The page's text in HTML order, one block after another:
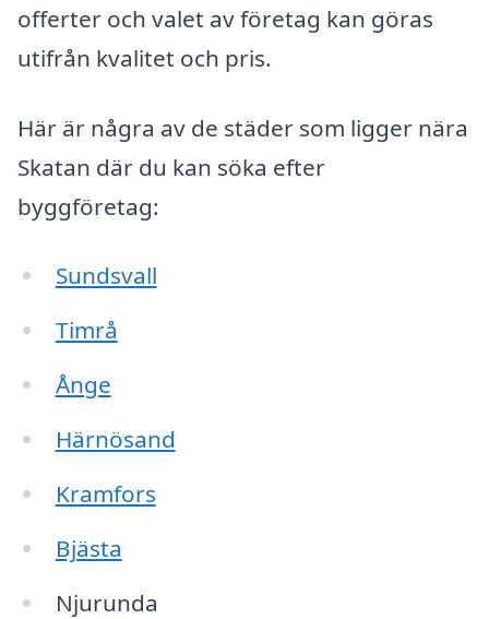
offerter och valet av företag kan göras
utifrån kvalitet och pris.
Här är några av de städer som ligger nära
Skatan där du kan söka efter
byggföretag:
Sundsvall
Timrå
Ånge
Härnösand
Kramfors
Bjästa
Njurunda